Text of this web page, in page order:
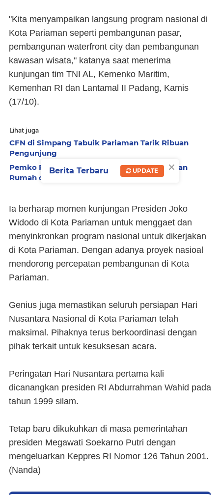
"Kita menyampaikan langsung program nasional di
Kota Pariaman seperti pembangunan pasar,
pembangunan waterfront city dan pembangunan
kawasan wisata," katanya saat menerima
kunjungan tim TNI AL, Kemenko Maritim,
Kemenhan RI dan Lantamal II Padang, Kamis
(17/10).
Lihat juga
CFN di Simpang Tabuik Pariaman Tarik Ribuan
Pengunjung
Pemko Pariaman Apresiasi Bantuan Perbaikan
Rumah dari Pemerintah Pusat
Ia berharap momen kunjungan Presiden Joko
Widodo di Kota Pariaman untuk menggaet dan
menyinkronkan program nasional untuk dikerjakan
di Kota Pariaman. Dengan adanya proyek nasioal
mendorong percepatan pembangunan di Kota
Pariaman.
Genius juga memastikan seluruh persiapan Hari
Nusantara Nasional di Kota Pariaman telah
maksimal. Pihaknya terus berkoordinasi dengan
pihak terkait untuk kesuksesan acara.
Peringatan Hari Nusantara pertama kali
dicanangkan presiden RI Abdurrahman Wahid pada
tahun 1999 silam.
Tetap baru dikukuhkan di masa pemerintahan
presiden Megawati Soekarno Putri dengan
mengeluarkan Keppres RI Nomor 126 Tahun 2001.
(Nanda)
×
Berita Terbaru UPDATE